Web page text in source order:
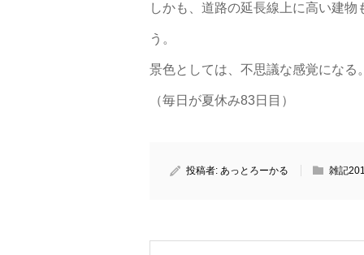
しかも、道路の延長線上に高い建
う。
景色としては、不思議な感覚になる
（毎日が夏休み83日目）
投稿者: あっとろーかる 雑記